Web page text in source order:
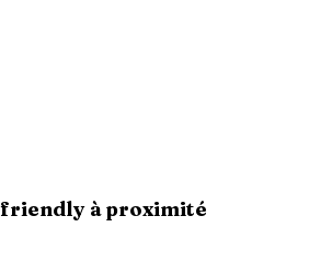
à proximité